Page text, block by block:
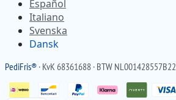
Español
Italiano
Svenska
Dansk
PediFris® · KvK 68361688 · BTW NL001428557B22